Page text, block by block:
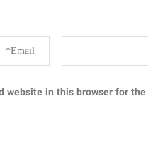
website in this browser for